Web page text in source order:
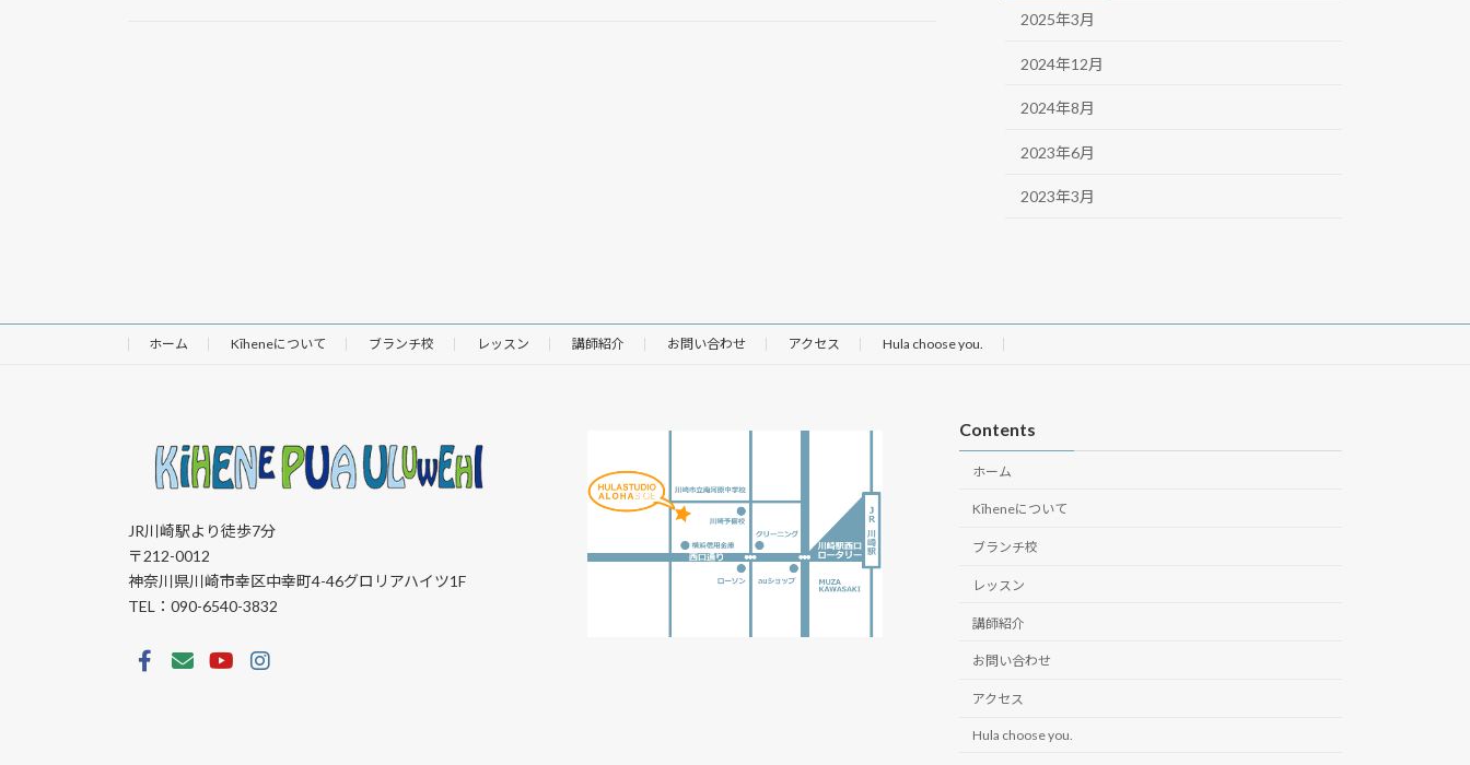
2025年3月
2024年12月
2024年8月
2023年6月
2023年3月
ホーム Kīheneについて ブランチ校 レッスン 講師紹介 お問い合わせ アクセス Hula choose you.
JR川崎駅より徒歩7分
〒212-0012
神奈川県川崎市幸区中幸町4-46グロリアハイツ1F
TEL：090-6540-3832
Contents
ホーム
Kīheneについて
ブランチ校
レッスン
講師紹介
お問い合わせ
アクセス
Hula choose you.